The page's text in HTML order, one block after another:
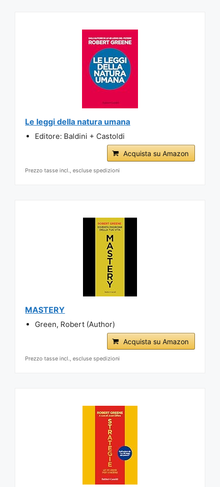
Le leggi della natura umana
Editore: Baldini + Castoldi
Acquista su Amazon
Prezzo tasse incl., escluse spedizioni
MASTERY
Green, Robert (Author)
Acquista su Amazon
Prezzo tasse incl., escluse spedizioni